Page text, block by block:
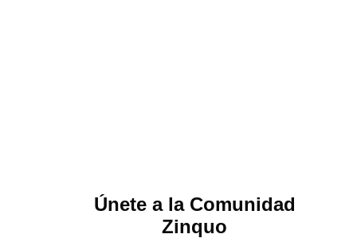
Únete a la Comunidad
Zinquo